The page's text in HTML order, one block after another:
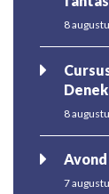
8
8
7